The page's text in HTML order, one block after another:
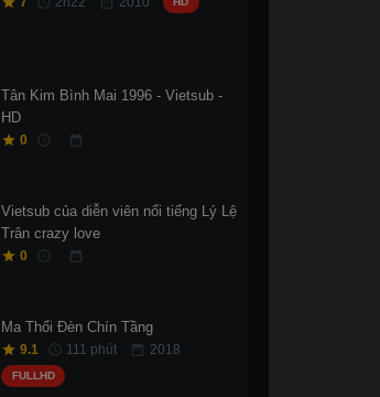
Tân Kim Bình Mai 1996 - Vietsub -
HD
0
Vietsub của diễn viên nổi tiếng Lý Lệ
Trân crazy love
0
Ma Thổi Đèn Chín Tầng
9.1 111 phút 2018
FULLHD